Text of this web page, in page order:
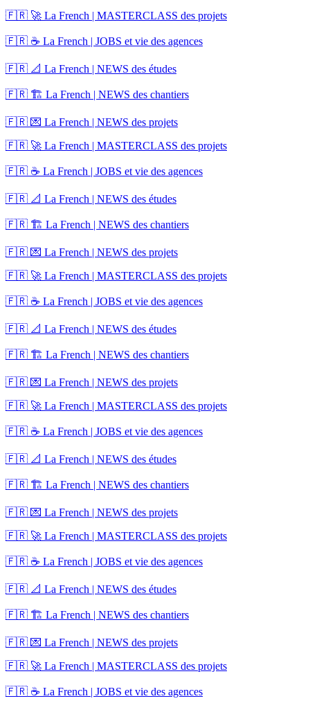
🇫🇷 🚀 La French | MASTERCLASS des projets
🇫🇷 ☕ La French | JOBS et vie des agences
🇫🇷 📐 La French | NEWS des études
🇫🇷 🏗️ La French | NEWS des chantiers
🇫🇷 💌 La French | NEWS des projets
🇫🇷 🚀 La French | MASTERCLASS des projets
🇫🇷 ☕ La French | JOBS et vie des agences
🇫🇷 📐 La French | NEWS des études
🇫🇷 🏗️ La French | NEWS des chantiers
🇫🇷 💌 La French | NEWS des projets
🇫🇷 🚀 La French | MASTERCLASS des projets
🇫🇷 ☕ La French | JOBS et vie des agences
🇫🇷 📐 La French | NEWS des études
🇫🇷 🏗️ La French | NEWS des chantiers
🇫🇷 💌 La French | NEWS des projets
🇫🇷 🚀 La French | MASTERCLASS des projets
🇫🇷 ☕ La French | JOBS et vie des agences
🇫🇷 📐 La French | NEWS des études
🇫🇷 🏗️ La French | NEWS des chantiers
🇫🇷 💌 La French | NEWS des projets
🇫🇷 🚀 La French | MASTERCLASS des projets
🇫🇷 ☕ La French | JOBS et vie des agences
🇫🇷 📐 La French | NEWS des études
🇫🇷 🏗️ La French | NEWS des chantiers
🇫🇷 💌 La French | NEWS des projets
🇫🇷 🚀 La French | MASTERCLASS des projets
🇫🇷 ☕ La French | JOBS et vie des agences